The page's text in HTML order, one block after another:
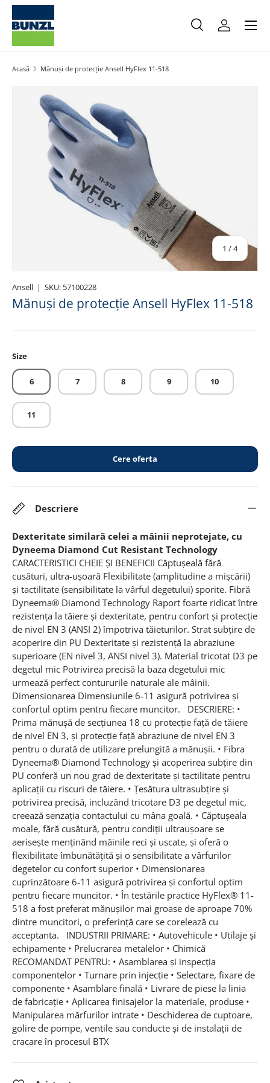
Salt la conținut
Caută
Caută
Meniu
Acasă Mănuși de protecție Ansell HyFlex 11-518
Salt la informațiile produsului
1 /din
4
Ansell | SKU: 57100228
Mănuși de protecție Ansell HyFlex 11-518
Size
6 7 8 9 10
11
Cere oferta
Descriere
Dexteritate similară celei a mâinii neprotejate, cu
Dyneema Diamond Cut Resistant Technology
CARACTERISTICI CHEIE ȘI BENEFICII Căptușeală fără
cusături, ultra-ușoară Flexibilitate (amplitudine a mișcării)
și tactilitate (sensibilitate la vârful degetului) sporite. Fibră
Dyneema® Diamond Technology Raport foarte ridicat între
rezistența la tăiere și dexteritate, pentru confort și protecție
de nivel EN 3 (ANSI 2) împotriva tăieturilor. Strat subțire de
acoperire din PU Dexteritate și rezistență la abraziune
superioare (EN nivel 3, ANSI nivel 3). Material tricotat D3 pe
degetul mic Potrivirea precisă la baza degetului mic
urmează perfect contururile naturale ale mâinii.
Dimensionarea Dimensiunile 6-11 asigură potrivirea și
confortul optim pentru fiecare muncitor. DESCRIERE: •
Prima mănuşă de secţiunea 18 cu protecţie faţă de tăiere
de nivel EN 3, şi protecţie faţă abraziune de nivel EN 3
pentru o durată de utilizare prelungită a mănuşii. • Fibra
Dyneema® Diamond Technology şi acoperirea subţire din
PU conferă un nou grad de dexteritate şi tactilitate pentru
aplicaţii cu riscuri de tăiere. • Țesătura ultrasubţire şi
potrivirea precisă, incluzând tricotare D3 pe degetul mic,
creează senzaţia contactului cu mâna goală. • Căptușeala
moale, fără cusătură, pentru condiţii ultrauşoare se
aeriseşte menţinând mâinile reci şi uscate, şi oferă o
flexibilitate îmbunătăţită şi o sensibilitate a vârfurilor
degetelor cu confort superior • Dimensionarea
cuprinzătoare 6-11 asigură potrivirea şi confortul optim
pentru fiecare muncitor. • În testările practice HyFlex® 11-
518 a fost preferat mănuşilor mai groase de aproape 70%
dintre muncitori, o preferinţă care se corelează cu
acceptanta. INDUSTRII PRIMARE: • Autovehicule • Utilaje și
echipamente • Prelucrarea metalelor • Chimică
RECOMANDAT PENTRU: • Asamblarea și inspecția
componentelor • Turnare prin injecție • Selectare, fixare de
componente • Asamblare finală • Livrare de piese la linia
de fabricație • Aplicarea finisajelor la materiale, produse •
Manipularea mărfurilor intrate • Deschiderea de cuptoare,
golire de pompe, ventile sau conducte și de instalații de
cracare în procesul BTX